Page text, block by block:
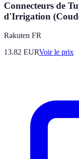
Connecteurs de
d'Irrigation
Rakuten FR
13.82 EURVoir le prix